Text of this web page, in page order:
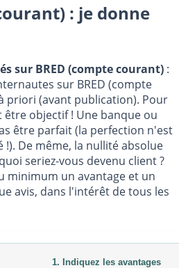
: je donne
sur BRED (compte courant) :
sur BRED (compte
priori (avant publication). Pour
objectif ! Une banque ou
être parfait (la perfection n'est
!). De même, la nullité absolue
seriez-vous devenu client ?
minimum un avantage et un
avis, dans l'intérêt de tous les
1. Indiquez les avantages